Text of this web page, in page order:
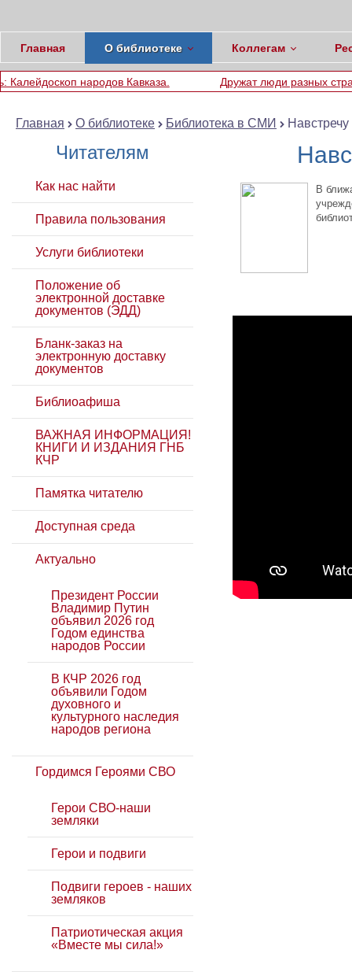
Главная О библиотеке Коллегам
Кавказа. Дружат люди разных стран
Главная О библиотеке Библиотека в СМИ
Читателям
Как нас найти
Правила пользования
Услуги библиотеки
Положение об
электронной доставке
документов (ЭДД)
Бланк-заказ на
электронную доставку
документов
Библиоафиша
ВАЖНАЯ ИНФОРМАЦИЯ!
КНИГИ И ИЗДАНИЯ ГНБ
КЧР
Памятка читателю
Доступная среда
Актуально
Президент России
Владимир Путин
объявил 2026 год
Годом единства
народов России
В КЧР 2026 год
объявили Годом
духовного и
культурного наследия
народов региона
Гордимся Героями СВО
Герои СВО-наши
земляки
Герои и подвиги
Подвиги героев - наших
земляков
Патриотическая акция
«Вместе мы сила!»
В